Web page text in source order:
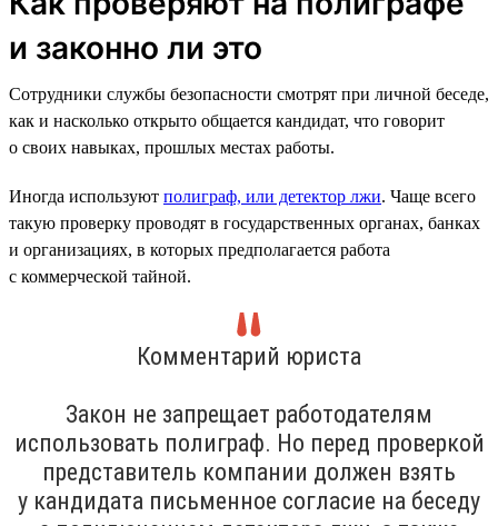
и законно ли это
Сотрудники службы безопасности смотрят при личной беседе,
как и насколько открыто общается кандидат, что говорит
о своих навыках, прошлых местах работы.
Иногда используют полиграф, или детектор лжи. Чаще всего
такую проверку проводят в государственных органах, банках
и организациях, в которых предполагается работа
с коммерческой тайной.
Комментарий юриста
Закон не запрещает работодателям
использовать полиграф. Но перед проверкой
представитель компании должен взять
у кандидата письменное согласие на беседу